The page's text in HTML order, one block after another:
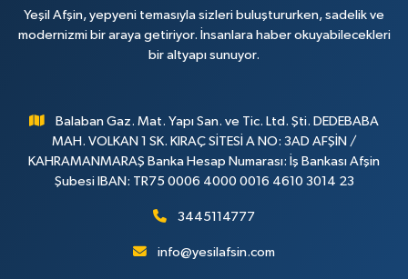
Yeşil Afşin, yepyeni temasıyla sizleri buluştururken, sadelik ve
modernizmi bir araya getiriyor. İnsanlara haber okuyabilecekleri
bir altyapı sunuyor.
Balaban Gaz. Mat. Yapı San. ve Tic. Ltd. Şti. DEDEBABA
MAH. VOLKAN 1 SK. KIRAÇ SİTESİ A NO: 3AD AFŞİN /
KAHRAMANMARAŞ Banka Hesap Numarası: İş Bankası Afşin
Şubesi IBAN: TR75 0006 4000 0016 4610 3014 23
3445114777
info@yesilafsin.com